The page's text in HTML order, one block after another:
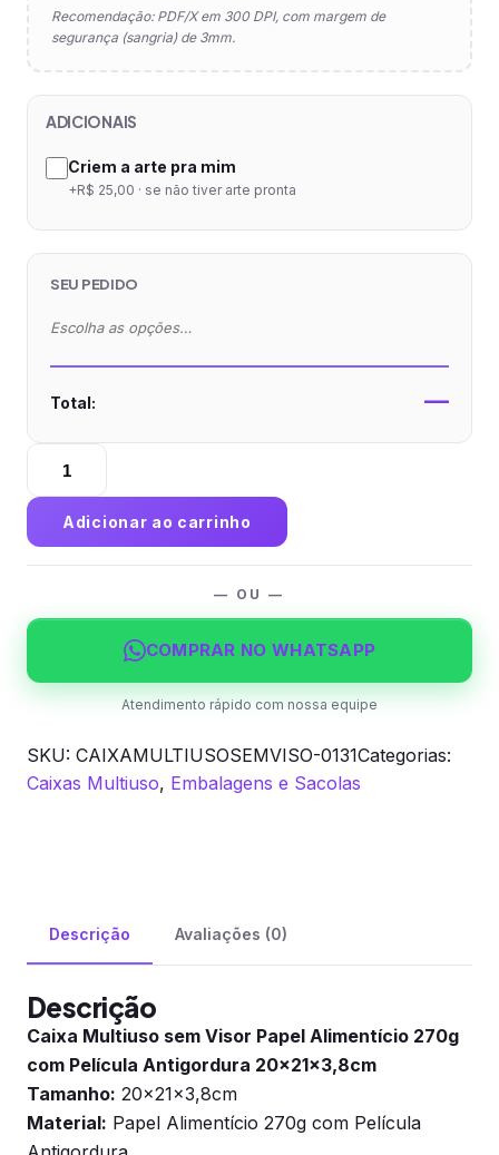
Recomendação: PDF/X em 300 DPI, com margem de
segurança (sangria) de 3mm.
ADICIONAIS
Criem a arte pra mim
+R$ 25,00 · se não tiver arte pronta
SEU PEDIDO
Escolha as opções…
Total: —
Caixa
Multiuso
sem
Visor
Papel
270g
Película
Antigordura
quantidade
Adicionar ao carrinho
— OU —
COMPRAR NO WHATSAPP
Atendimento rápido com nossa equipe
SKU: CAIXAMULTIUSOSEMVISO-0131Categorias:
Caixas Multiuso, Embalagens e Sacolas
Descrição Avaliações (0)
Descrição
Caixa Multiuso sem Visor Papel Alimentício 270g
com Película Antigordura 20x21x3,8cm
Tamanho: 20x21x3,8cm
Material: Papel Alimentício 270g com Película